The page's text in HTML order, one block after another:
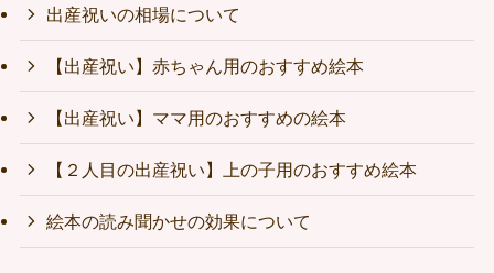
出産祝いの相場について
【出産祝い】赤ちゃん用のおすすめ絵本
【出産祝い】ママ用のおすすめの絵本
【２人目の出産祝い】上の子用のおすすめ絵本
絵本の読み聞かせの効果について